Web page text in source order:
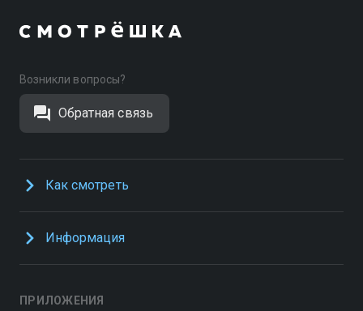
Возникли вопросы?
Обратная связь
Как смотреть
Информация
ПРИЛОЖЕНИЯ